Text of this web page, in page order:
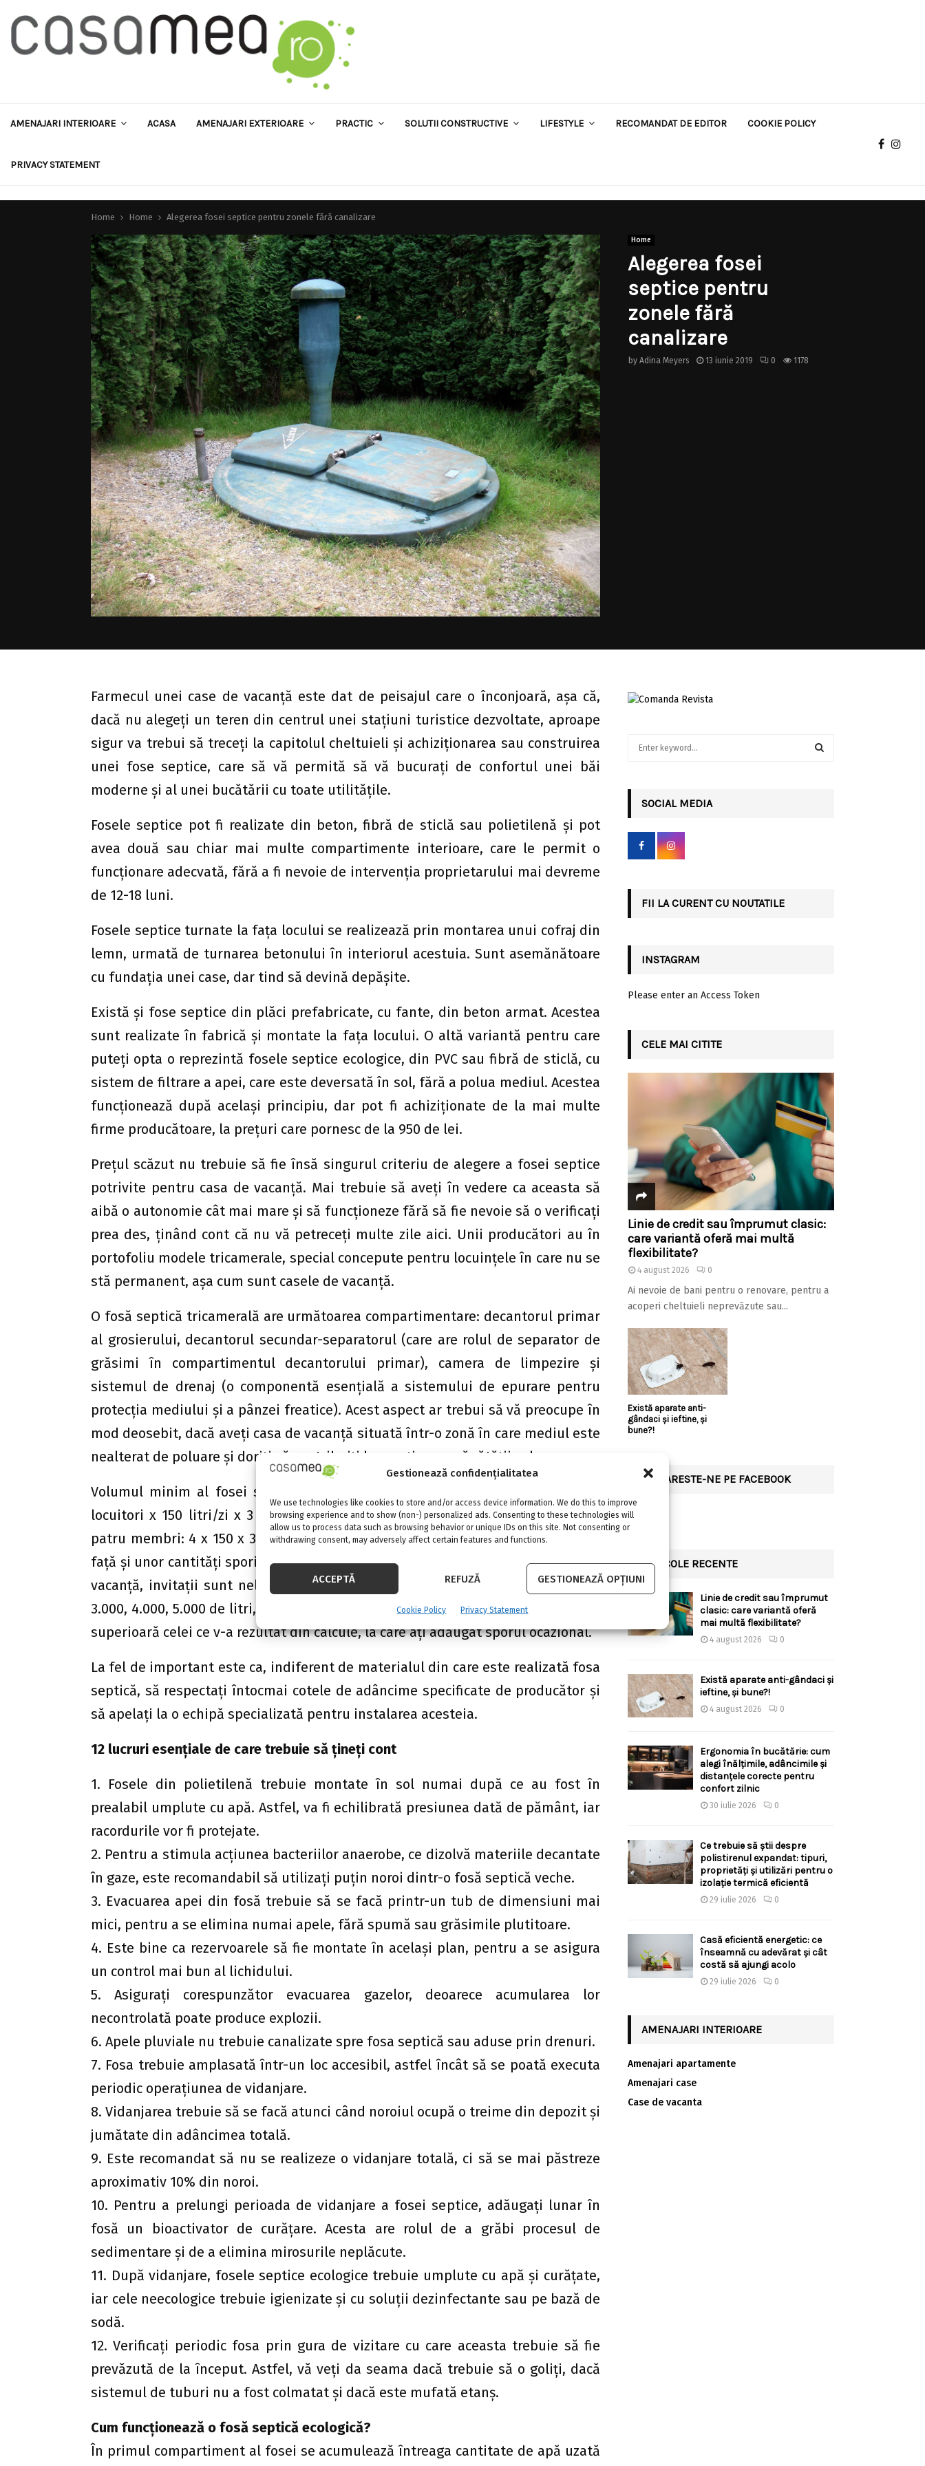
Gestionează confidențialitatea
We use technologies like cookies to store and/or access device information. We do this to improve
browsing experience and to show (non-) personalized ads. Consenting to these technologies will
allow us to process data such as browsing behavior or unique IDs on this site. Not consenting or
withdrawing consent, may adversely affect certain features and functions.
ACCEPTĂ REFUZĂ GESTIONEAZĂ OPȚIUNI
Cookie Policy Privacy Statement
AMENAJARI INTERIOARE ACASA AMENAJARI EXTERIOARE PRACTIC SOLUTII CONSTRUCTIVE LIFESTYLE RECOMANDAT DE EDITOR COOKIE POLICY
PRIVACY STATEMENT
Home Home Alegerea fosei septice pentru zonele fără canalizare
Home
Alegerea fosei
septice pentru
zonele fără
canalizare
by Adina Meyers 13 iunie 2019 0 1178
Farmecul unei case de vacanţă este dat de peisajul care o înconjoară, aşa că,
dacă nu alegeţi un teren din centrul unei staţiuni turistice dezvoltate, aproape
sigur va trebui să treceţi la capitolul cheltuieli şi achiziţionarea sau construirea
unei fose septice, care să vă permită să vă bucuraţi de confortul unei băi
moderne şi al unei bucătării cu toate utilităţile.
Fosele septice pot fi realizate din beton, fibră de sticlă sau polietilenă şi pot
avea două sau chiar mai multe compartimente interioare, care le permit o
funcţionare adecvată, fără a fi nevoie de intervenţia proprietarului mai devreme
de 12-18 luni.
Fosele septice turnate la faţa locului se realizează prin montarea unui cofraj din
lemn, urmată de turnarea betonului în interiorul acestuia. Sunt asemănătoare
cu fundaţia unei case, dar tind să devină depăşite.
Există şi fose septice din plăci prefabricate, cu fante, din beton armat. Acestea
sunt realizate în fabrică şi montate la faţa locului. O altă variantă pentru care
puteţi opta o reprezintă fosele septice ecologice, din PVC sau fibră de sticlă, cu
sistem de filtrare a apei, care este deversată în sol, fără a polua mediul. Acestea
funcţionează după acelaşi principiu, dar pot fi achiziţionate de la mai multe
firme producătoare, la preţuri care pornesc de la 950 de lei.
Preţul scăzut nu trebuie să fie însă singurul criteriu de alegere a fosei septice
potrivite pentru casa de vacanţă. Mai trebuie să aveţi în vedere ca aceasta să
aibă o autonomie cât mai mare şi să funcţioneze fără să fie nevoie să o verificaţi
prea des, ţinând cont că nu vă petreceţi multe zile aici. Unii producători au în
portofoliu modele tricamerale, special concepute pentru locuinţele în care nu se
stă permanent, aşa cum sunt casele de vacanţă.
O fosă septică tricamerală are următoarea compartimentare: decantorul primar
al grosierului, decantorul secundar-separatorul (care are rolul de separator de
grăsimi în compartimentul decantorului primar), camera de limpezire şi
sistemul de drenaj (o componentă esenţială a sistemului de epurare pentru
protecţia mediului şi a pânzei freatice). Acest aspect ar trebui să vă preocupe în
mod deosebit, dacă aveţi casa de vacanţă situată într-o zonă în care mediul este
nealterat de poluare şi doriţi să contribuiţi la menţinerea sănătăţii sale.
Volumul minim al fosei septice se stabileşte în următorul mod: numărul de
locuitori x 150 litri/zi x 3 zile. Iată un exemplu pentru o familie compusă din
patru membri: 4 x 150 x 3 = 1.800 litri. Va trebui, însă, să fiţi siguri că fosa face
faţă şi unor cantităţi sporite de apă menajeră, mai ales că, în cazul unei case de
vacanţă, invitaţii sunt nelipsiţi. Cei mai mulţi producători construiesc fose de
3.000, 4.000, 5.000 de litri, aşa că trebuie să alegeţi fosa cu o capacitate imediat
superioară celei ce v-a rezultat din calcule, la care aţi adăugat sporul ocazional.
La fel de important este ca, indiferent de materialul din care este realizată fosa
septică, să respectaţi întocmai cotele de adâncime specificate de producător şi
să apelaţi la o echipă specializată pentru instalarea acesteia.
12 lucruri esenţiale de care trebuie să ţineţi cont
1. Fosele din polietilenă trebuie montate în sol numai după ce au fost în
prealabil umplute cu apă. Astfel, va fi echilibrată presiunea dată de pământ, iar
racordurile vor fi protejate.
2. Pentru a stimula acţiunea bacteriilor anaerobe, ce dizolvă materiile decantate
în gaze, este recomandabil să utilizaţi puţin noroi dintr-o fosă septică veche.
3. Evacuarea apei din fosă trebuie să se facă printr-un tub de dimensiuni mai
mici, pentru a se elimina numai apele, fără spumă sau grăsimile plutitoare.
4. Este bine ca rezervoarele să fie montate în acelaşi plan, pentru a se asigura
un control mai bun al lichidului.
5. Asiguraţi corespunzător evacuarea gazelor, deoarece acumularea lor
necontrolată poate produce explozii.
6. Apele pluviale nu trebuie canalizate spre fosa septică sau aduse prin drenuri.
7. Fosa trebuie amplasată într-un loc accesibil, astfel încât să se poată executa
periodic operaţiunea de vidanjare.
8. Vidanjarea trebuie să se facă atunci când noroiul ocupă o treime din depozit şi
jumătate din adâncimea totală.
9. Este recomandat să nu se realizeze o vidanjare totală, ci să se mai păstreze
aproximativ 10% din noroi.
10. Pentru a prelungi perioada de vidanjare a fosei septice, adăugaţi lunar în
fosă un bioactivator de curăţare. Acesta are rolul de a grăbi procesul de
sedimentare şi de a elimina mirosurile neplăcute.
11. După vidanjare, fosele septice ecologice trebuie umplute cu apă şi curăţate,
iar cele neecologice trebuie igienizate şi cu soluţii dezinfectante sau pe bază de
sodă.
12. Verificaţi periodic fosa prin gura de vizitare cu care aceasta trebuie să fie
prevăzută de la început. Astfel, vă veţi da seama dacă trebuie să o goliţi, dacă
sistemul de tuburi nu a fost colmatat şi dacă este mufată etanş.
Cum funcţionează o fosă septică ecologică?
În primul compartiment al fosei se acumulează întreaga cantitate de apă uzată
r
SOCIAL MEDIA
FII LA CURENT CU NOUTATILE
INSTAGRAM
Please enter an Access Token
CELE MAI CITITE
Linie de credit sau împrumut clasic:
care variantă oferă mai multă
flexibilitate?
4 august 2026 0
Ai nevoie de bani pentru o renovare, pentru a
acoperi cheltuieli neprevăzute sau...
Există aparate anti-
gândaci și ieftine, și
bune?!
URMARESTE-NE PE FACEBOOK
ARTICOLE RECENTE
Linie de credit sau împrumut
clasic: care variantă oferă
mai multă flexibilitate?
4 august 2026 0
Există aparate anti-gândaci și
ieftine, și bune?!
4 august 2026 0
Ergonomia în bucătărie: cum
alegi înălțimile, adâncimile și
distanțele corecte pentru
confort zilnic
30 iulie 2026 0
Ce trebuie să știi despre
polistirenul expandat: tipuri,
proprietăți și utilizări pentru o
izolație termică eficientă
29 iulie 2026 0
Casă eficientă energetic: ce
înseamnă cu adevărat și cât
costă să ajungi acolo
29 iulie 2026 0
AMENAJARI INTERIOARE
Amenajari apartamente
Amenajari case
Case de vacanta